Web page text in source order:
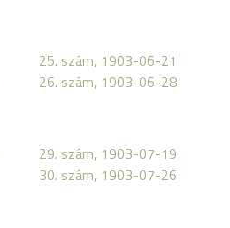
25. szám, 1903-06-21
26. szám, 1903-06-28
29. szám, 1903-07-19
30. szám, 1903-07-26